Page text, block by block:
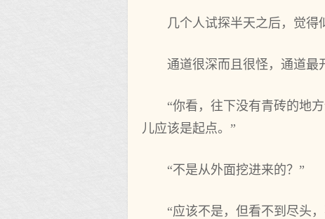
几个人试探半天之后，觉得
通道很深而且很怪，通道最
“你看，往下没有青砖的地
儿应该是起点。”
“不是从外面挖进来的？”
“应该不是，但看不到尽头